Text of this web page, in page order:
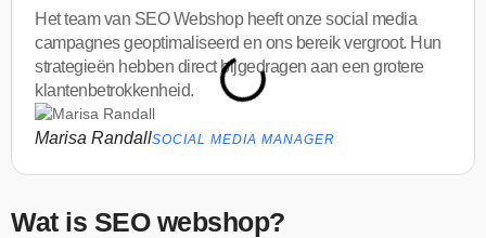
Het team van SEO Webshop heeft onze social media
campagnes geoptimaliseerd en ons bereik vergroot. Hun
strategieën hebben direct bijgedragen aan een grotere
klantenbetrokkenheid.
Marisa RandallSOCIAL MEDIA MANAGER
Wat is SEO webshop?